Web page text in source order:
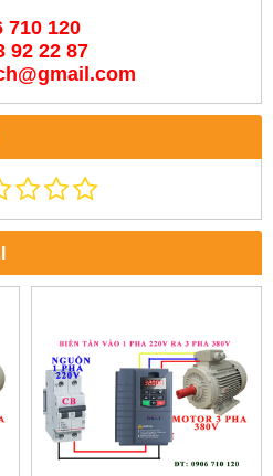
120
87